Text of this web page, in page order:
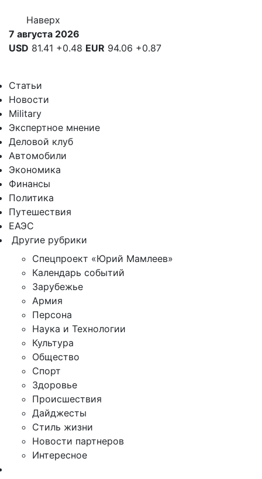
Наверх
7 августа 2026
USD 81.41 +0.48 EUR 94.06 +0.87
Статьи
Новости
Military
Экспертное мнение
Деловой клуб
Автомобили
Экономика
Финансы
Политика
Путешествия
ЕАЭС
Другие рубрики
Спецпроект «Юрий Мамлеев»
Календарь событий
Зарубежье
Армия
Персона
Наука и Технологии
Культура
Общество
Спорт
Здоровье
Происшествия
Дайджесты
Стиль жизни
Новости партнеров
Интересное